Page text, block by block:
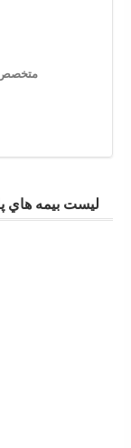
متخصص
ليست بيمه هاي